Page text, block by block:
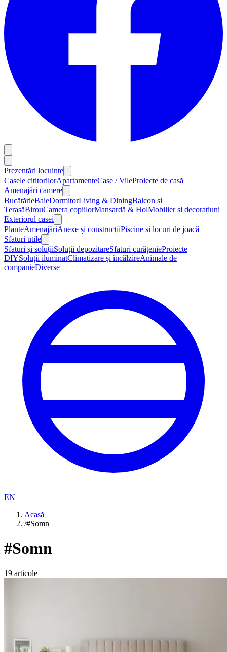
Prezentări locuințe
Casele cititorilorApartamenteCase / VileProiecte de casă
Amenajări camere
BucătărieBaieDormitorLiving & DiningBalcon și
TerasăBirouCamera copiilorMansardă & HolMobilier și decorațiuni
Exteriorul casei
PlanteAmenajăriAnexe și construcțiiPiscine și locuri de joacă
Sfaturi utile
Sfaturi și soluțiiSoluții depozitareSfaturi curățenieProiecte
DIYSoluții iluminatClimatizare și încălzireAnimale de
companieDiverse
EN
Acasă
/#Somn
#Somn
19 articole